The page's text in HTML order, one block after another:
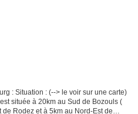
: Situation : (--> le voir sur une carte)
située à 20km au Sud de Bozouls (
Rodez et à 5km au Nord-Est de